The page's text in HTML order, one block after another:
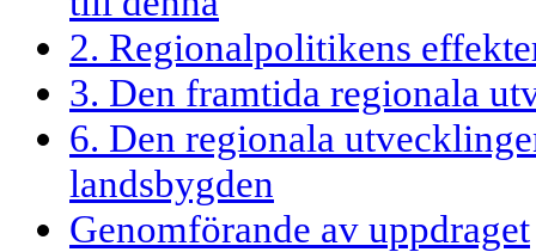
2. Regionalpolitikens
3. Den framtida regionala
6. Den regionala
landsbygden
Genomförande av uppdraget